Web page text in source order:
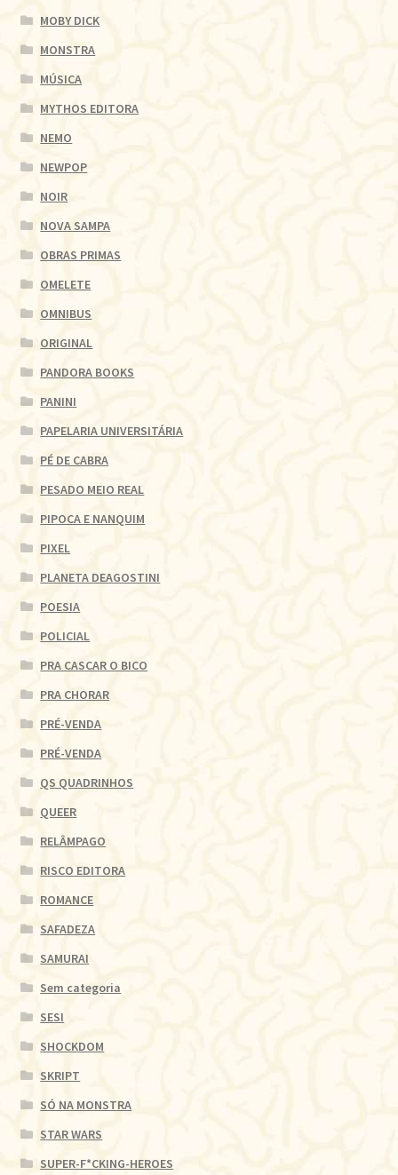
MOBY DICK
MONSTRA
MÚSICA
MYTHOS EDITORA
NEMO
NEWPOP
NOIR
NOVA SAMPA
OBRAS PRIMAS
OMELETE
OMNIBUS
ORIGINAL
PANDORA BOOKS
PANINI
PAPELARIA UNIVERSITÁRIA
PÉ DE CABRA
PESADO MEIO REAL
PIPOCA E NANQUIM
PIXEL
PLANETA DEAGOSTINI
POESIA
POLICIAL
PRA CASCAR O BICO
PRA CHORAR
PRÉ-VENDA
PRÉ-VENDA
QS QUADRINHOS
QUEER
RELÂMPAGO
RISCO EDITORA
ROMANCE
SAFADEZA
SAMURAI
Sem categoria
SESI
SHOCKDOM
SKRIPT
SÓ NA MONSTRA
STAR WARS
SUPER-F*CKING-HEROES